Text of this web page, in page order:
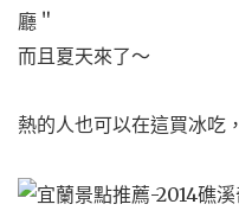
而且夏天來了～
熱的人也可以在這買冰吃，